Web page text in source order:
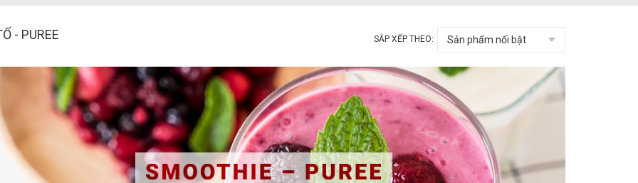
- PUREE SẮP XẾP THEO: